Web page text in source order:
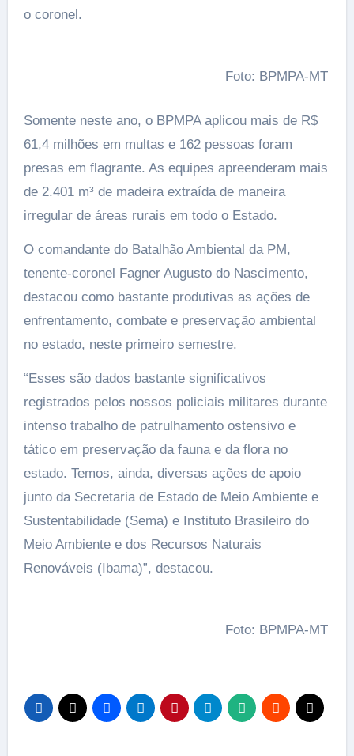
o coronel.
Foto: BPMPA-MT
Somente neste ano, o BPMPA aplicou mais de R$
61,4 milhões em multas e 162 pessoas foram
presas em flagrante. As equipes apreenderam mais
de 2.401 m³ de madeira extraída de maneira
irregular de áreas rurais em todo o Estado.
O comandante do Batalhão Ambiental da PM,
tenente-coronel Fagner Augusto do Nascimento,
destacou como bastante produtivas as ações de
enfrentamento, combate e preservação ambiental
no estado, neste primeiro semestre.
“Esses são dados bastante significativos
registrados pelos nossos policiais militares durante
intenso trabalho de patrulhamento ostensivo e
tático em preservação da fauna e da flora no
estado. Temos, ainda, diversas ações de apoio
junto da Secretaria de Estado de Meio Ambiente e
Sustentabilidade (Sema) e Instituto Brasileiro do
Meio Ambiente e dos Recursos Naturais
Renováveis (Ibama)”, destacou.
Foto: BPMPA-MT